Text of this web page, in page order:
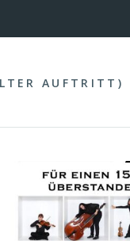
AUFTRITT)